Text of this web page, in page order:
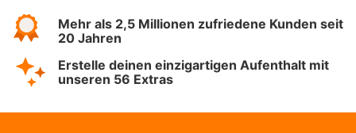
Mehr als 2,5 Millionen zufriedene Kunden seit
20 Jahren
Erstelle deinen einzigartigen Aufenthalt mit
unseren 56 Extras